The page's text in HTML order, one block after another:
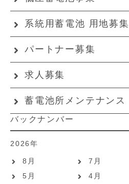
蓄電池所メンテナンス
求人募集
パートナー募集
系統用蓄電池 用地募集
バックナンバー
2026年
8月 7月
5月
4月